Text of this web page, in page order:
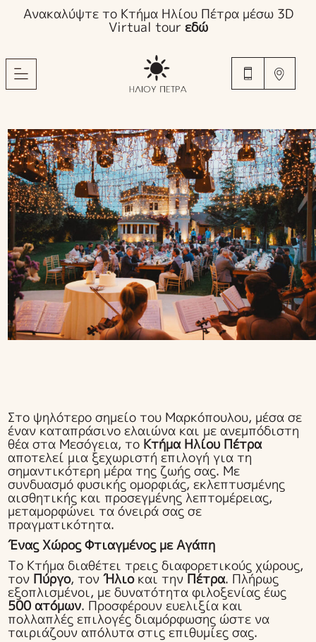
Ανακαλύψτε το Κτήμα Ηλίου Πέτρα μέσω 3D
Virtual tour εδώ
Στο ψηλότερο σημείο του Μαρκόπουλου, μέσα σε
έναν καταπράσινο ελαιώνα και με ανεμπόδιστη
θέα στα Μεσόγεια, το Κτήμα Ηλίου Πέτρα
αποτελεί μια ξεχωριστή επιλογή για τη
σημαντικότερη μέρα της ζωής σας. Με
συνδυασμό φυσικής ομορφιάς, εκλεπτυσμένης
αισθητικής και προσεγμένης λεπτομέρειας,
μεταμορφώνει τα όνειρά σας σε
πραγματικότητα.
Ένας Χώρος Φτιαγμένος με Αγάπη
Το Κτήμα διαθέτει τρεις διαφορετικούς χώρους,
τον Πύργο, τονΉλιοκαι τηνΠέτρα. Πλήρως
εξοπλισμένοι, με δυνατότητα φιλοξενίας έως
500 ατόμων. Προσφέρουν ευελιξία και
πολλαπλές επιλογές διαμόρφωσης ώστε να
ταιριάζουν απόλυτα στις επιθυμίες σας.